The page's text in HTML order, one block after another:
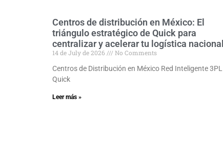
Centros de distribución en México: El
triángulo estratégico de Quick para
centralizar y acelerar tu logística nacional
14 de July de 2026
No Comments
Centros de Distribución en México Red Inteligente 3PL
Quick
Leer más »